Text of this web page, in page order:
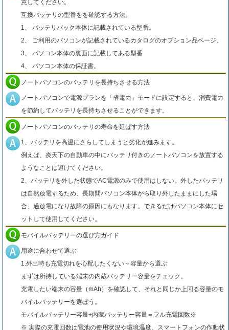
意してください。
互換バッテリの型番をを確認する方法。
1、 バッテリパック本体に記載されている型番。
2、 ご利用のパソコンが記載されているカタログのオプション品ページ。
3、 パソコン本体の裏面に記載してある型番
4、 パソコン本体の保証書。
ノートパソコンのバッテリを長持ちさせる方法
ノートパソコンで電源プランを「省電力」モードに設定すると、消費電力
を節約してバッテリを長持ちさせることができます。
ノートパソコンのバッテリの寿命を延ばす方法
1、バッテリを高温にさらしてしまうと劣化が進みます。
例えば、炎天下の自動車の中にバッテリ付きのノートパソコンを放置する
ようなことは避けてください。
2、バッテリを外した状態でAC電源のみで使用はしない。外したバッテリ
は自然放電するため、長期間パソコン本体から取り外したままにした場
合、過放電になり故障の原因にもなります。できるだけパソコン本体にセ
ットして使用してください。
モバイルバッテリーの選び方ガイド
用途に合わせて選ぶ
1.外出時も充電切れを心配したくない～容量から選ぶ
まずは所持している端末の内蔵バッテリー容量をチェック。
充電したい端末の容量（mAh）を確認して、それと同じか上回る容量のモ
バイルバッテリーを選ぼう。
モバイルバッテリー容量÷内蔵バッテリー容量＝フル充電回数※
※ 実際の充電回数は電池の使用状況や環境温度、スマートフォンの作動状